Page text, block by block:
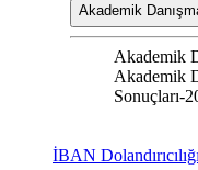
Akademik
Akademik
Akademik
Sonuçları-
İBAN Dolandırıcılığı